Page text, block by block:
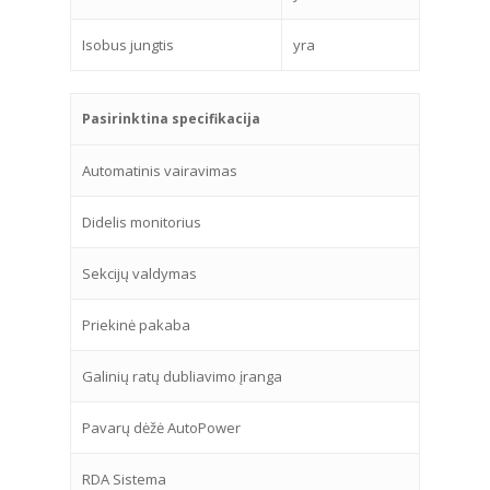
Isobus jungtis yra
Pasirinktina specifikacija
Automatinis vairavimas
Didelis monitorius
Sekcijų valdymas
Priekinė pakaba
Galinių ratų dubliavimo įranga
Pavarų dėžė AutoPower
RDA Sistema